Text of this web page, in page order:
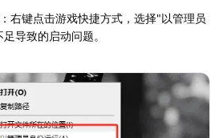
：右键点击游戏快捷方式，选择"以管理员
导致的启动问题。